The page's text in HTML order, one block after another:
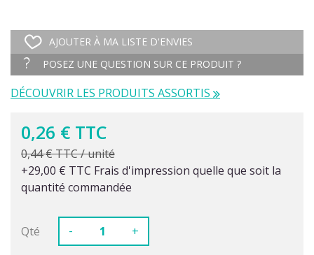
AJOUTER À MA LISTE D'ENVIES
POSEZ UNE QUESTION SUR CE PRODUIT ?
DÉCOUVRIR LES PRODUITS ASSORTIS
0,26 € TTC
0,44 € TTC / unité
+29,00 € TTC Frais d'impression quelle que soit la
quantité commandée
Qté - +